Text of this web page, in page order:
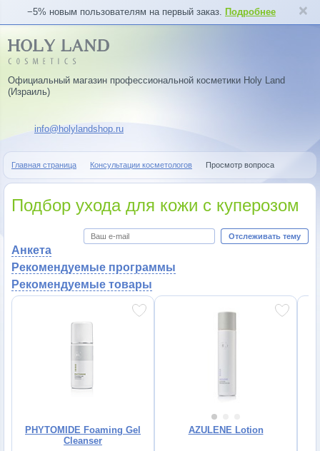
−5% новым пользователям на первый заказ. Подробнее
Официальный магазин профессиональной косметики Holy Land
(Израиль)
info@holylandshop.ru
Главная страница Консультации косметологов Просмотр вопроса
Подбор ухода для кожи с куперозом
Отслеживать тему
Анкета
Рекомендуемые программы
Рекомендуемые товары
PHYTOMIDE Foaming Gel
Cleanser
AZULENE Lotion